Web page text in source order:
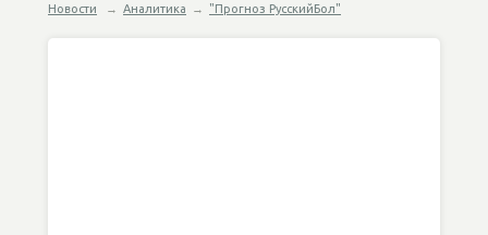
Новости → Аналитика → "Прогноз РусскийБол"